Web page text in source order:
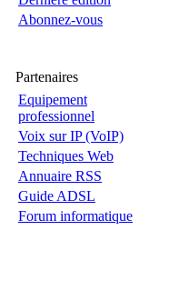
Abonnez-vous
Partenaires
Equipement
professionnel
Voix sur IP (VoIP)
Techniques Web
Annuaire RSS
Guide ADSL
Forum informatique